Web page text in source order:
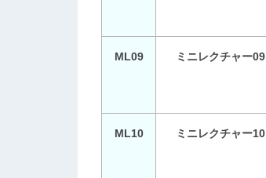
ML09 ミニレクチャー09
ML10 ミニレクチャー10